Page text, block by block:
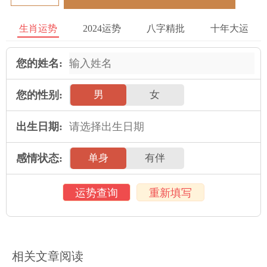
生肖猴的旺运数字：5、6、9、0和带此尾数的数。
生肖猴的旺运方位：西北方、东北方。
生肖猴的今年财位：西北方位。
生肖猴的今年官位：东北方位。
生肖猴的桃花方位：正西方位
生肖猴的文昌方位：正南方位。
女命属猴的2019年开运指南
生肖猴女命过猪年犯害太岁，根据往年经验，容易发生意外灾
祸、夫离子散、疾病突发、老公外遇、破财被骗等非常不利，命
理歌诀云六害之人不可交，祸及父母与同胞，可见运交六害的后
今年交沐浴运，容易多交男朋友，婚姻缘较旺。家庭主妇要慎重
生肖运势 2024运势 八字精批 十年大运
您的姓名:
您的性别: 男 女
出生日期:
感情状态: 单身 有伴
运势查询 重新填写
相关文章阅读